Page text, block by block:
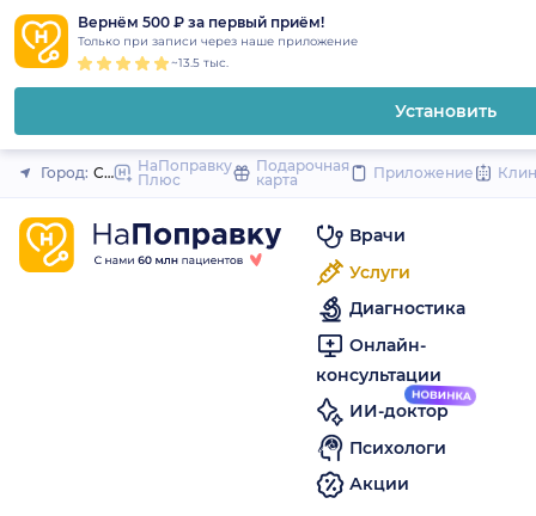
Вернём 500 ₽ за первый приём!
Только при записи через наше приложение
~13.5 тыс.
Установить
Закрыть
Город: Санкт-Петербург
НаПоправку
Плюс
Подарочная
карта
Приложение
Врачи
Услуги
Диагностика
Онлайн-
консультации
ИИ-доктор
Психологи
Акции